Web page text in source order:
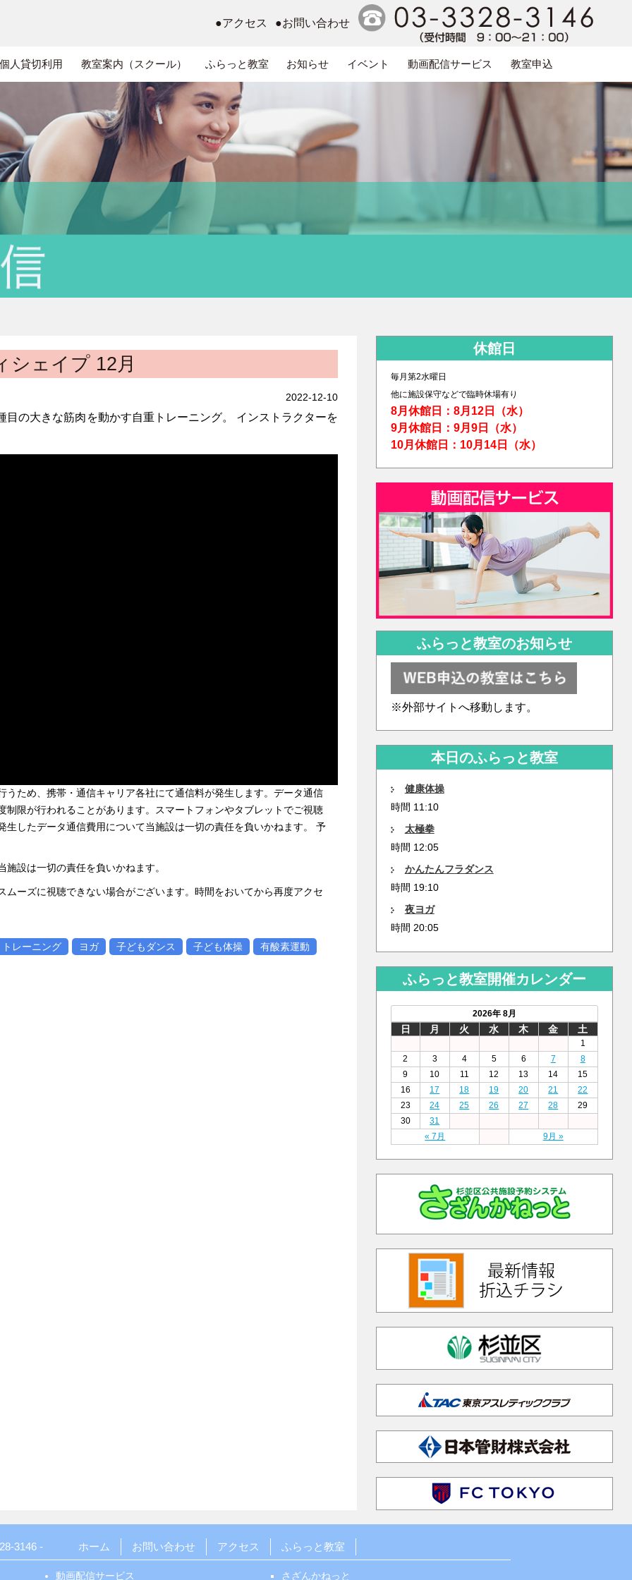
●アクセス ●お問い合わせ
人貸切利用 教室案内（スクール） ふらっと教室 お知らせ イベント 動画配信サービス 教室申込
シェイプ 12月
2022-12-10
の大きな筋肉を動かす自重トレーニング。 インストラクターを
ため、携帯・通信キャリア各社にて通信料が発生します。データ通信
限が行われることがあります。スマートフォンやタブレットでご視聴
したデータ通信費用について当施設は一切の責任を負いかねます。 予
設は一切の責任を負いかねます。
ーズに視聴できない場合がございます。時間をおいてから再度アクセ
トレーニング ヨガ 子どもダンス 子ども体操 有酸素運動
休館日
毎月第2水曜日
他に施設保守などで臨時休場有り
8月休館日：8月12日（水）
9月休館日：9月9日（水）
10月休館日：10月14日（水）
ふらっと教室のお知らせ
※外部サイトへ移動します。
本日のふらっと教室
健康体操
時間 11:10
太極拳
時間 12:05
かんたんフラダンス
時間 19:10
夜ヨガ
時間 20:05
ふらっと教室開催カレンダー
2026年 8月
日 月 火 水 木 金 土
1
2
3 4 5 6 7
8
9
10 11 12 13 14
15
16
17 18 19 20 21
22
23
24 25 26 27 28
29
30
31
« 7月
9月 »
3146 - ホーム お問い合わせ アクセス ふらっと教室
動画配信サービス さざんかねっと